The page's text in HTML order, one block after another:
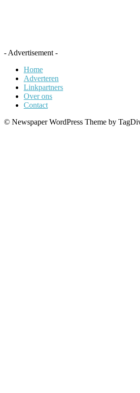
- Advertisement -
Home
Adverteren
Linkpartners
Over ons
Contact
© Newspaper WordPress Theme by